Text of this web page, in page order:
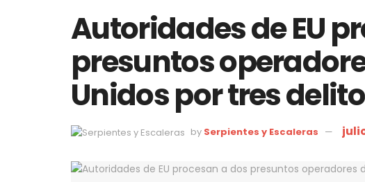
Autoridades de EU
presuntos
Unidos por tres
by Serpientes y Escaleras